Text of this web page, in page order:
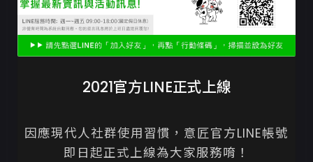
2021官方LINE正式上線
因應現代人社群使用習慣，意匠官方LINE帳號
即日起正式上線為大家服務唷！